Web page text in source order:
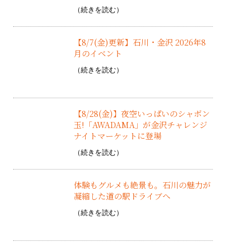
（続きを読む）
【8/7(金)更新】石川・金沢 2026年8
月のイベント
（続きを読む）
【8/28(金)】夜空いっぱいのシャボン
玉!「AWADAMA」が金沢チャレンジ
ナイトマーケットに登場
（続きを読む）
体験もグルメも絶景も。石川の魅力が
凝縮した道の駅ドライブへ
（続きを読む）